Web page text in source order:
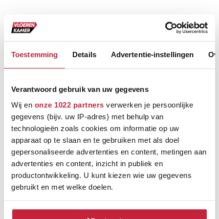
Toestemming Details Advertentie-instellingen
Verantwoord gebruik van uw gegevens
Wij en onze 1022 partners verwerken je persoonlijke
gegevens (bijv. uw IP-adres) met behulp van
technologieën zoals cookies om informatie op uw
apparaat op te slaan en te gebruiken met als doel
gepersonaliseerde advertenties en content, metingen aan
advertenties en content, inzicht in publiek en
productontwikkeling. U kunt kiezen wie uw gegevens
gebruikt en met welke doelen.
Als u het toestaat, willen we ook graag:
Ontdek de verschillende
merken